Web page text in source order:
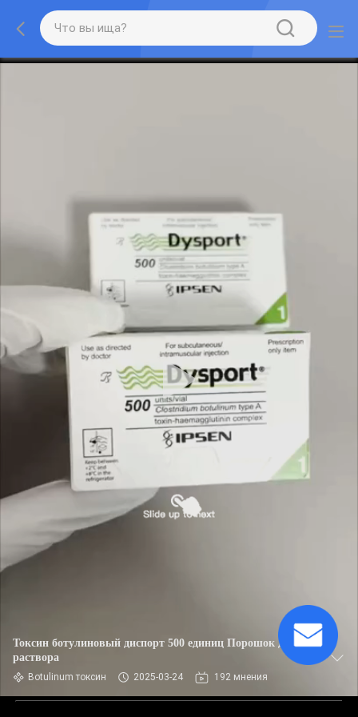
Токсин ботулиновый диспорт 500 единиц Порошок для
раствора
Botulinum токсин 2025-03-24 192 мнения